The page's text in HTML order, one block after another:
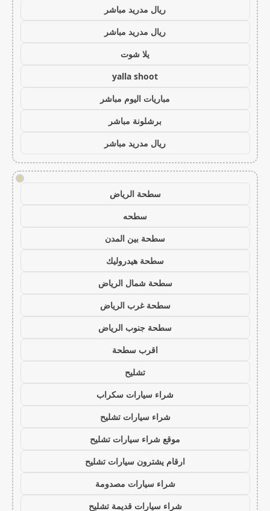
ريال مدريد مباشر
ريال مدريد مباشر
يلا شوت
yalla shoot
مباريات اليوم مباشر
برشلونة مباشر
ريال مدريد مباشر
!
سطحة الرياض
سطحه
سطحة بين المدن
سطحة هيدروليك
سطحة شمال الرياض
سطحة غرب الرياض
سطحة جنوب الرياض
اقرب سطحة
تشليح
شراء سيارات سكراب
شراء سيارات تشليح
موقع شراء سيارات تشليح
ارقام يشترون سيارات تشليح
شراء سيارات مصدومة
شراء سيارات قديمة تشليح